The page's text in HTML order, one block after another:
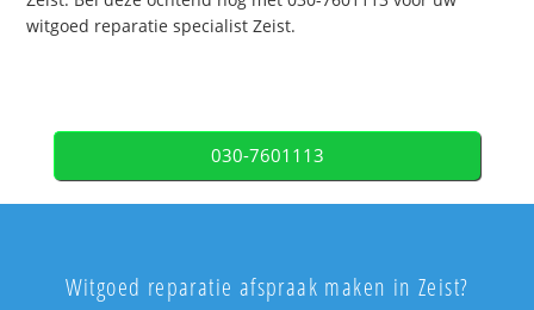
witgoed reparatie specialist Zeist.
030-7601113
Witgoed reparatie afspraak maken in Zeist?